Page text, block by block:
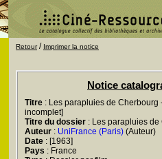
Retour/ Imprimer la notice
Notice
Titre : Les parapluies de Cherbourg
incomplet]
Titre du dossier : Les parapluies de
Auteur : UniFrance (Paris) (Auteur)
Date : [1963]
Pays : France